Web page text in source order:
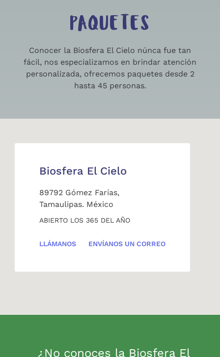
PAQUETES
Conocer la Biosfera El Cielo núnca fue tan
fácil, nos especializamos en brindar atención
personalizada, ofrecemos paquetes desde 2
hasta 45 personas.
Biosfera El Cielo
89792 Gómez Farías,
Tamaulipas. México
ABIERTO LOS 365 DEL AÑO
LLÁMANOS ENVÍANOS UN CORREO
¿No conoces la Biosfera El